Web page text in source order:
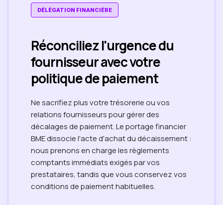
DÉLÉGATION FINANCIÈRE
Réconciliez l'urgence du
fournisseur avec votre
politique de paiement
Ne sacrifiez plus votre trésorerie ou vos
relations fournisseurs pour gérer des
décalages de paiement. Le portage financier
BME dissocie l'acte d'achat du décaissement :
nous prenons en charge les règlements
comptants immédiats exigés par vos
prestataires, tandis que vous conservez vos
conditions de paiement habituelles.